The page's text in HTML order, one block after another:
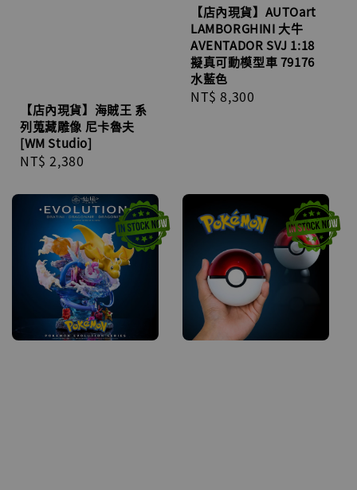
【店內現貨】海賊王 系
列蒐藏雕像 尼卡魯夫
[WM Studio]
Regular
NT$ 2,380
【店內現貨】AUTOart
LAMBORGHINI 大牛
AVENTADOR SVJ 1:18
擬真可動模型車 79176
水藍色
Regular
NT$ 8,300